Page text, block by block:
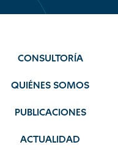
CONSULTORÍA
QUIÉNES SOMOS
PUBLICACIONES
ACTUALIDAD